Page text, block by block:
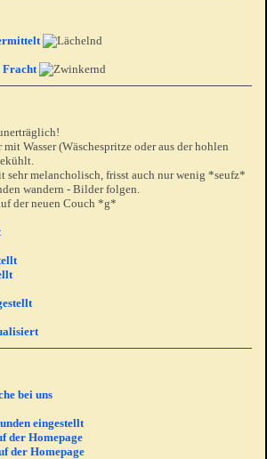
Fracht
Wasser (Wäschespritze oder aus der hohlen
sehr melancholisch, frisst auch nur wenig *seufz*
wandern - Bilder folgen.
der neuen Couch *g*
bei uns
eingestellt
der Homepage
der Homepage